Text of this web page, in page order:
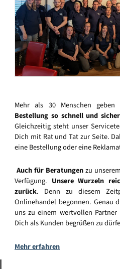
Mehr als 30 Menschen
Bestellung so schnell und
Gleichzeitig steht unser
Dich mit Rat und Tat zur Seite.
eine Bestellung oder eine
Auch für Beratungenzu
Verfügung. Unsere Wurzeln
zurück. Denn zu diesem
Onlinehandel begonnen. Genau
uns zu einem wertvollen
Dich als Kunden begrüßen zu
Mehr erfahren